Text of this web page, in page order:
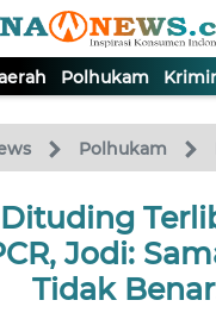
Polhukam
Polhukam
Jodi:
Tidak